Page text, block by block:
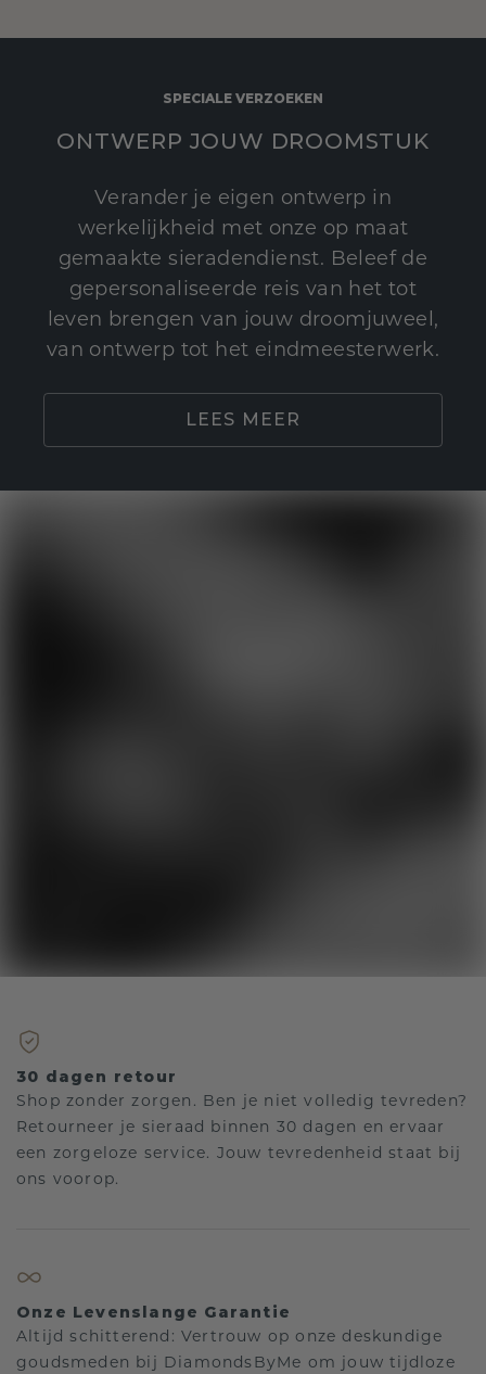
SPECIALE VERZOEKEN
ONTWERP JOUW DROOMSTUK
Verander je eigen ontwerp in
werkelijkheid met onze op maat
gemaakte sieradendienst. Beleef de
gepersonaliseerde reis van het tot
leven brengen van jouw droomjuweel,
van ontwerp tot het eindmeesterwerk.
LEES MEER
30 dagen retour
Shop zonder zorgen. Ben je niet volledig tevreden?
Retourneer je sieraad binnen 30 dagen en ervaar
een zorgeloze service. Jouw tevredenheid staat bij
ons voorop.
Onze Levenslange Garantie
Altijd schitterend: Vertrouw op onze deskundige
goudsmeden bij DiamondsByMe om jouw tijdloze